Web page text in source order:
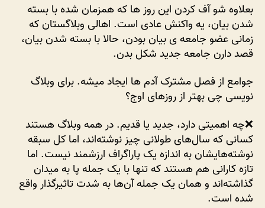
بعلاوه شو آف کردن این روز ها که همزمان شده با بسته
شدن بیان، یه واکنش عادی است. اهالی وبلاگستان که
زمانی عضو جامعه ی بیان بودن، حالا با بسته شدن بیان،
قصد دارن جامعه جدید شکل بدن.
جوامع از فصل مشترک آدم ها ایجاد میشه. برای وبلاگ
نویسی چی بهتر از روزهای اوج؟
❌چه اهمیتی دارد، جدید یا قدیم. در همه وبلاگ هستند
کسانی که سال‌های طولانی چیز نوشته‌اند، اما کل سبقه
نوشته‌هایشان به اندازه یک پاراگراف ارزشمند نیست. اما
تازه کارانی هم هستند که تنها با یک جمله پا به میدان
گذاشته‌اند و همان یک جمله آن‌ها به شدت تاثیرگذار واقع
شده است.